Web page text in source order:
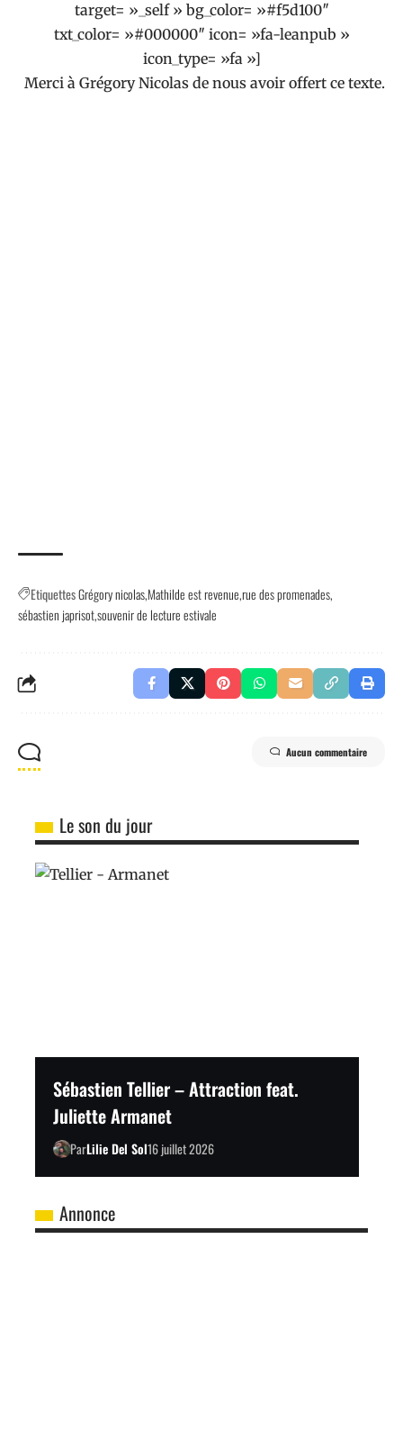
target= »_self » bg_color= »#f5d100″
txt_color= »#000000″ icon= »fa-leanpub »
icon_type= »fa »]
Merci à Grégory Nicolas de nous avoir offert ce texte.
EtiquettesGrégory nicolasMathilde est revenuerue des promenades
sébastien japrisotsouvenir de lecture estivale
Aucun commentaire
Le son du jour
Sébastien Tellier – Attraction feat.
Juliette Armanet
ParLilie Del Sol16 juillet 2026
Annonce